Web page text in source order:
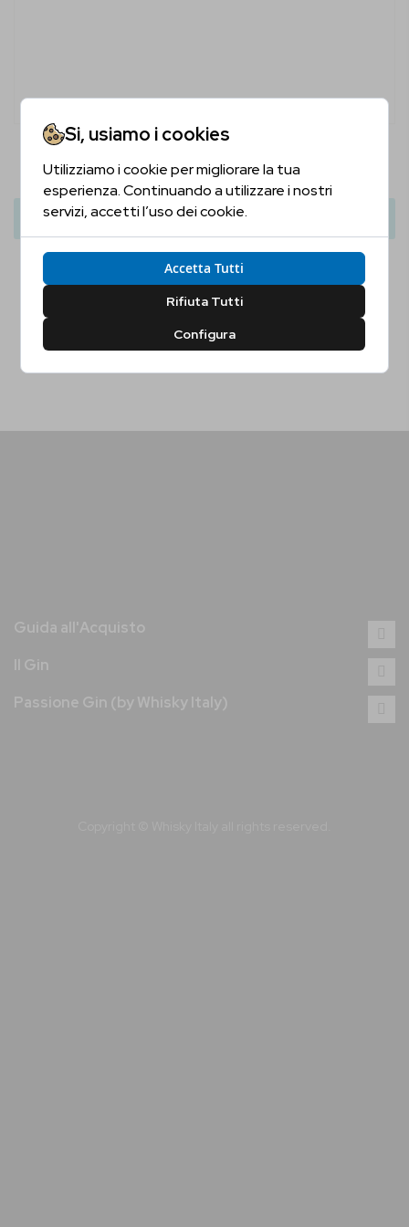
41,50 € 45,00 €
Aggiungi Al Carrello
Guida all'Acquisto
Il Gin
Passione Gin (by Whisky Italy)
Si, usiamo i cookies
Utilizziamo i cookie per migliorare la tua
esperienza. Continuando a utilizzare i nostri
servizi, accetti l’uso dei cookie.
Accetta Tutti
Rifiuta Tutti
Configura
Sei Maggiorenne?
Sì, Confermo No, Non Confermo